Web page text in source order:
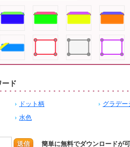
ード
ドット柄 グラデー
水色
送信 簡単に無料でダウンロードが